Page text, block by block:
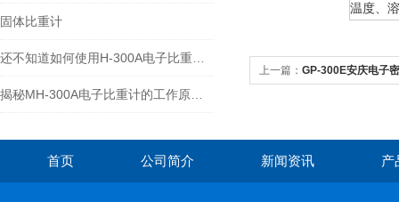
固体比重计
温度、
上一篇： GP-300E安庆电子
首页 公司简介 新闻资讯 产